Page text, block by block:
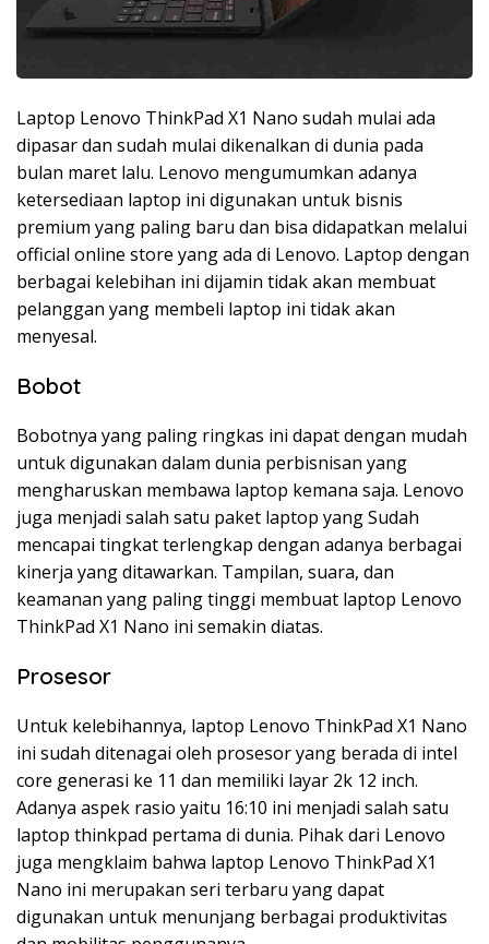
Laptop Lenovo ThinkPad X1 Nano sudah mulai ada
dipasar dan sudah mulai dikenalkan di dunia pada
bulan maret lalu. Lenovo mengumumkan adanya
ketersediaan laptop ini digunakan untuk bisnis
premium yang paling baru dan bisa didapatkan melalui
official online store yang ada di Lenovo. Laptop dengan
berbagai kelebihan ini dijamin tidak akan membuat
pelanggan yang membeli laptop ini tidak akan
menyesal.
Bobot
Bobotnya yang paling ringkas ini dapat dengan mudah
untuk digunakan dalam dunia perbisnisan yang
mengharuskan membawa laptop kemana saja. Lenovo
juga menjadi salah satu paket laptop yang Sudah
mencapai tingkat terlengkap dengan adanya berbagai
kinerja yang ditawarkan. Tampilan, suara, dan
keamanan yang paling tinggi membuat laptop Lenovo
ThinkPad X1 Nano ini semakin diatas.
Prosesor
Untuk kelebihannya, laptop Lenovo ThinkPad X1 Nano
ini sudah ditenagai oleh prosesor yang berada di intel
core generasi ke 11 dan memiliki layar 2k 12 inch.
Adanya aspek rasio yaitu 16:10 ini menjadi salah satu
laptop thinkpad pertama di dunia. Pihak dari Lenovo
juga mengklaim bahwa laptop Lenovo ThinkPad X1
Nano ini merupakan seri terbaru yang dapat
digunakan untuk menunjang berbagai produktivitas